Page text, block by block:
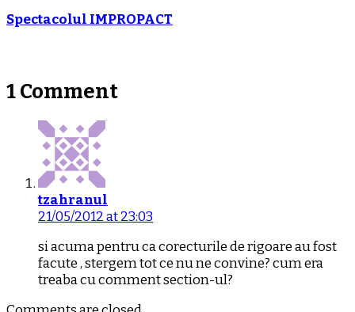
Spectacolul IMPROPACT
1 Comment
tzahranul
21/05/2012 at 23:03
si acuma pentru ca corecturile de rigoare au fost
facute , stergem tot ce nu ne convine? cum era
treaba cu comment section-ul?